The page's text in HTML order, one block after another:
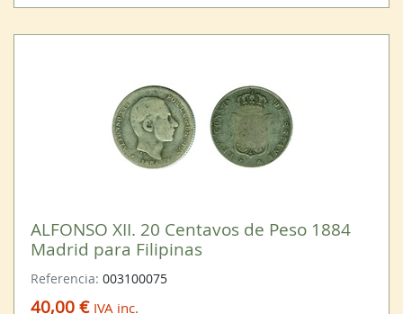
ALFONSO XII. 20 Centavos de Peso 1884
Madrid para Filipinas
Referencia: 003100075
40,00 € IVA inc.